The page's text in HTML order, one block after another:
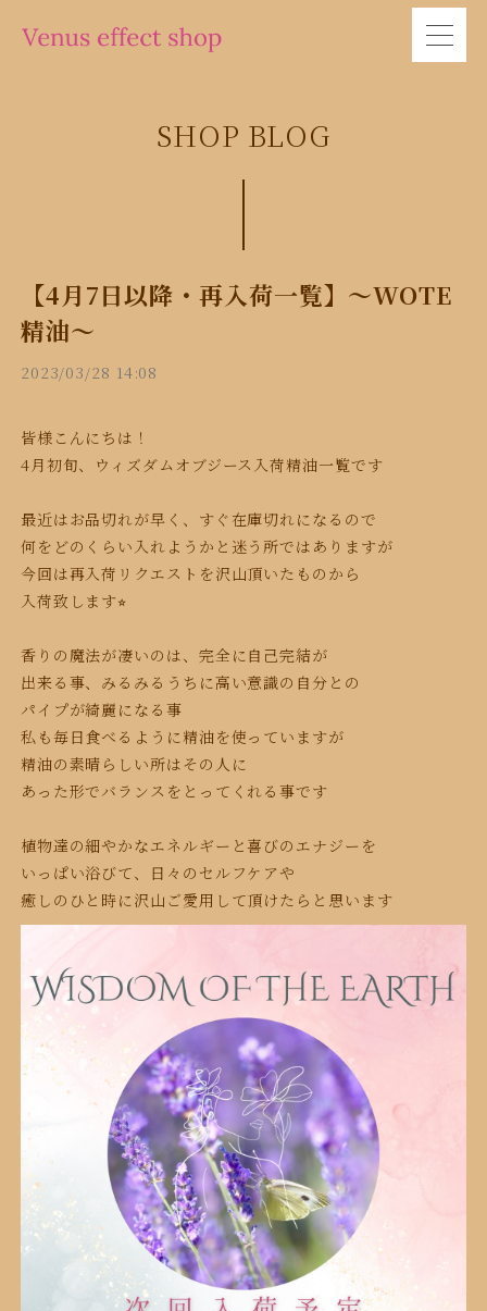
SHOP BLOG
【4月7日以降・再入荷一覧】〜WOTE
精油〜
2023/03/28 14:08
皆様こんにちは！
4月初旬、ウィズダムオブジース入荷精油一覧です
最近はお品切れが早く、すぐ在庫切れになるので
何をどのくらい入れようかと迷う所ではありますが
今回は再入荷リクエストを沢山頂いたものから
入荷致します⭐︎
香りの魔法が凄いのは、完全に自己完結が
出来る事、みるみるうちに高い意識の自分との
パイプが綺麗になる事
私も毎日食べるように精油を使っていますが
精油の素晴らしい所はその人に
あった形でバランスをとってくれる事です
植物達の細やかなエネルギーと喜びのエナジー を
いっぱい浴びて、日々のセルフケアや
癒しのひと時に沢山ご愛用して頂けたらと思います